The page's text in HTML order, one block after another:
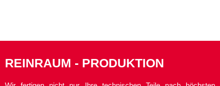
REINRAUM - PRODUKTION